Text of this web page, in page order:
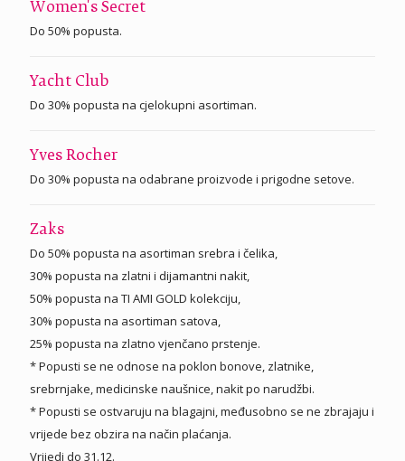
Women's Secret
Do 50% popusta.
Yacht Club
Do 30% popusta na cjelokupni asortiman.
Yves Rocher
Do 30% popusta na odabrane proizvode i prigodne setove.
Zaks
Do 50% popusta na asortiman srebra i čelika,
30% popusta na zlatni i dijamantni nakit,
50% popusta na TI AMI GOLD kolekciju,
30% popusta na asortiman satova,
25% popusta na zlatno vjenčano prstenje.
* Popusti se ne odnose na poklon bonove, zlatnike,
srebrnjake, medicinske naušnice, nakit po narudžbi.
* Popusti se ostvaruju na blagajni, međusobno se ne zbrajaju i
vrijede bez obzira na način plaćanja.
Vrijedi do 31.12.